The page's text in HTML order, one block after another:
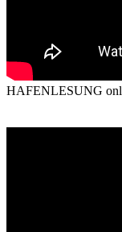
HAFENLESUNG